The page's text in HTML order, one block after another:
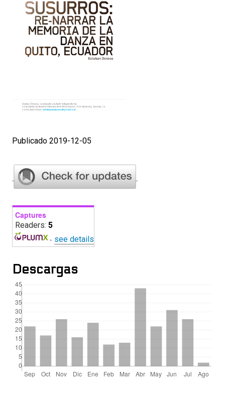
Publicado 2019-12-05
Captures
Readers: 5
- see details
Descargas